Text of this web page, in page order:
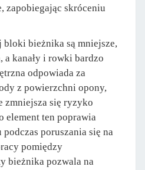
zapobiegając skróceniu
bloki bieżnika są mniejsze,
a kanały i rowki bardzo
odpowiada za
z powierzchni opony,
zmniejsza się ryzyko
element ten poprawia
poruszania się na
pomiędzy
bieżnika pozwala na